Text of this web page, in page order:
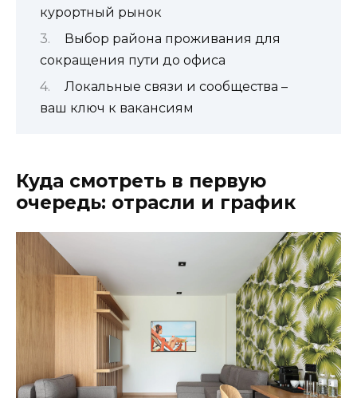
курортный рынок
Выбор района проживания для
сокращения пути до офиса
Локальные связи и сообщества –
ваш ключ к вакансиям
Куда смотреть в первую
очередь: отрасли и график